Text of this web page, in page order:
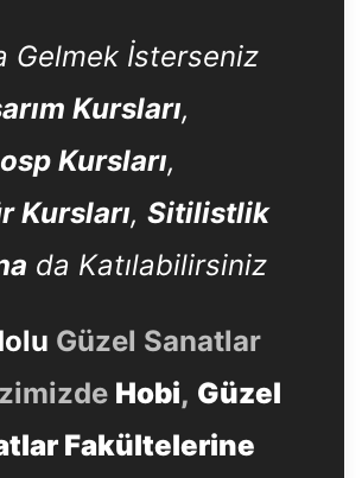
Gelmek İsterseniz
Kursları,
Kursları,
Kursları, Sitilistlik
da Katılabilirsiniz
Güzel Sanatlar
Hobi, Güzel
Fakültelerine